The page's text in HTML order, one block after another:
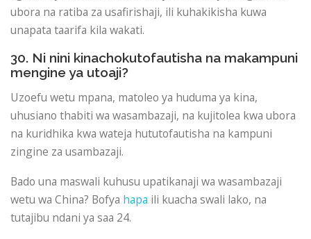
ubora na ratiba za usafirishaji, ili kuhakikisha kuwa
unapata taarifa kila wakati.
30. Ni nini kinachokutofautisha na makampuni
mengine ya utoaji?
Uzoefu wetu mpana, matoleo ya huduma ya kina,
uhusiano thabiti wa wasambazaji, na kujitolea kwa ubora
na kuridhika kwa wateja hututofautisha na kampuni
zingine za usambazaji.
Bado una maswali kuhusu upatikanaji wa wasambazaji
wetu wa China? Bofya hapa ili kuacha swali lako, na
tutajibu ndani ya saa 24.